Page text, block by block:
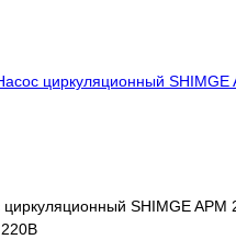
циркуляционный SHIMGE APM